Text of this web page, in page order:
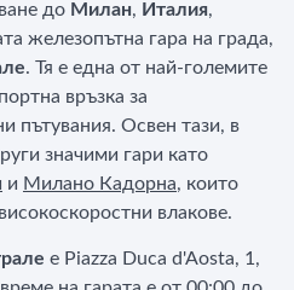
до Милан, Италия,
железопътна гара на града,
. Тя е една от най-големите
връзка за
пътувания. Освен тази, в
значими гари като
и Милано Кадорна, които
влакове.
е Piazza Duca d'Aosta, 1,